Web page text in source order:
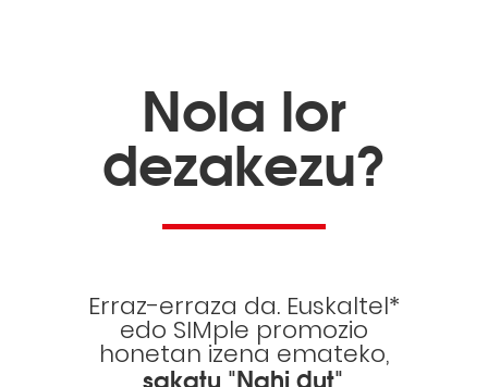
Nola lor
dezakezu?
Erraz-erraza da. Euskaltel*
edo SIMple promozio
honetan izena emateko,
sakatu "Nahi dut"